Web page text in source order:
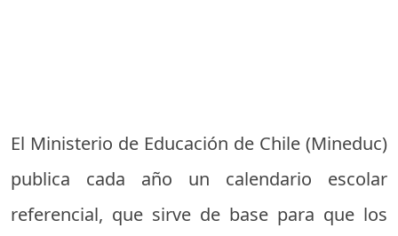
El Ministerio de Educación de Chile (Mineduc)
publica cada año un calendario escolar
referencial, que sirve de base para que los